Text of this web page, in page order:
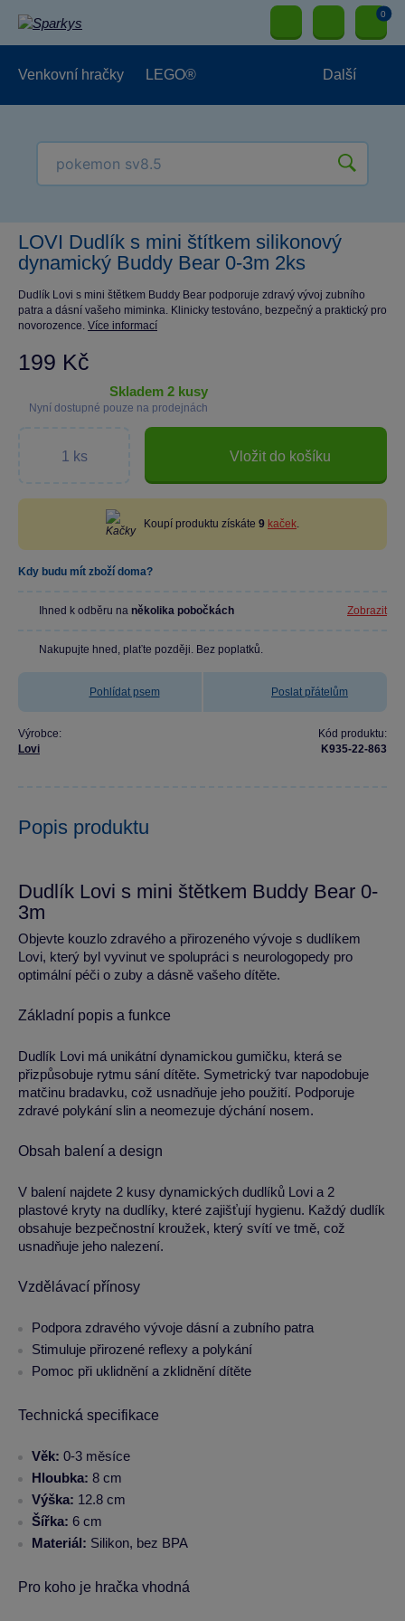
0
Venkovní hračky LEGO® Další
LOVI Dudlík s mini štítkem silikonový
dynamický Buddy Bear 0-3m 2ks
Dudlík Lovi s mini štětkem Buddy Bear podporuje zdravý vývoj zubního
patra a dásní vašeho miminka. Klinicky testováno, bezpečný a praktický pro
novorozence. Více informací
199 Kč
skladem 2 kusy
Nyní dostupné pouze na prodejnách
Vložit do košíku
Koupí produktu získáte 9 kaček.
Kdy budu mít zboží doma?
Ihned k odběru na několika pobočkách Zobrazit
Nakupujte hned, plaťte později. Bez poplatků.
Pohlídat psem Poslat přátelům
Výrobce:
Lovi
Kód produktu:
K935-22-863
Popis produktu
Dudlík Lovi s mini štětkem Buddy Bear 0-
3m
Objevte kouzlo zdravého a přirozeného vývoje s dudlíkem
Lovi, který byl vyvinut ve spolupráci s neurologopedy pro
optimální péči o zuby a dásně vašeho dítěte.
Základní popis a funkce
Dudlík Lovi má unikátní dynamickou gumičku, která se
přizpůsobuje rytmu sání dítěte. Symetrický tvar napodobuje
matčinu bradavku, což usnadňuje jeho použití. Podporuje
zdravé polykání slin a neomezuje dýchání nosem.
Obsah balení a design
V balení najdete 2 kusy dynamických dudlíků Lovi a 2
plastové kryty na dudlíky, které zajišťují hygienu. Každý dudlík
obsahuje bezpečnostní kroužek, který svítí ve tmě, což
usnadňuje jeho nalezení.
Vzdělávací přínosy
Podpora zdravého vývoje dásní a zubního patra
Stimuluje přirozené reflexy a polykání
Pomoc při uklidnění a zklidnění dítěte
Technická specifikace
Věk: 0-3 měsíce
Hloubka: 8 cm
Výška: 12.8 cm
Šířka: 6 cm
Materiál: Silikon, bez BPA
Pro koho je hračka vhodná